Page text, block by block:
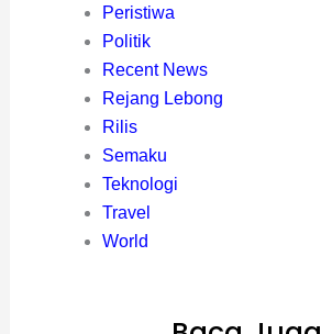
Peristiwa
Politik
Recent News
Rejang Lebong
Rilis
Semaku
Teknologi
Travel
World